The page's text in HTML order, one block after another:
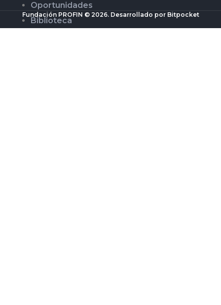
Oportunidades
Biblioteca
Fundación PROFIN © 2026. Desarrollado por Bitpocket